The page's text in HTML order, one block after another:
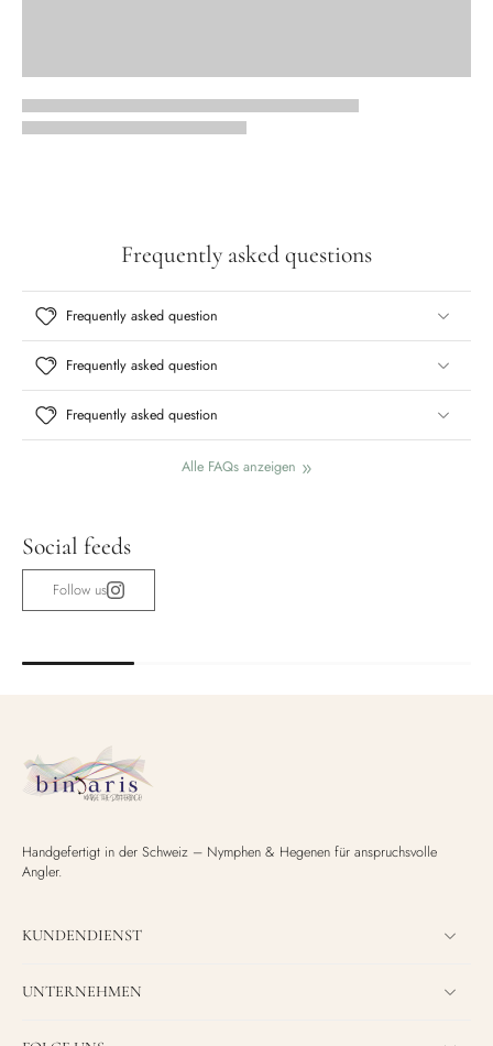
Frequently asked questions
Frequently asked question
Frequently asked question
Frequently asked question
Alle FAQs anzeigen
Social feeds
Follow us
Handgefertigt in der Schweiz – Nymphen & Hegenen für anspruchsvolle
Angler.
KUNDENDIENST
UNTERNEHMEN